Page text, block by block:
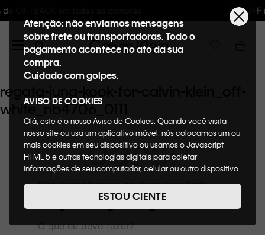
as compras 10%OFF na primeira compra :
Atenção: não enviamos mensagens
sobre frete ou transportadoras. Todo o
pagamento acontece no ato da sua
compra.
Cuidado com golpes.
AVISO DE COOKIES
Olá, este é o nosso Aviso de Cookies. Quando você visita
nosso site ou usa um aplicativo móvel, nós colocamos um ou
mais cookies em seu dispositivo ou usamos o Javascript,
HTML 5 e outras tecnologias digitais para coletar
informações de seu computador, celular ou outro dispositivo.
de cookies, informaremos quais cookies usaremos e quais
suas funções. A forma como processamos os dados
nosso Aviso de Privacidade. Quando você visita nosso site,
ESTOU CIENTE
regata-jung-kook-for-calvin-klein_off-
white_nb4706_0111
OOPS!
Não encontramos nenhum resultado
regata-jung-kook-for-calvin-
klein_off-white_nb4706_0111"
O que eu devo fazer?